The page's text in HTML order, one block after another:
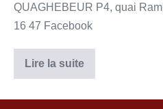
QUAGHEBEUR P4, quai
16 47 Facebook
Lire la suite